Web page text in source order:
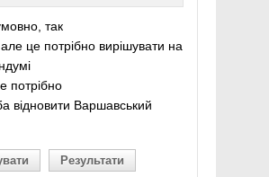
так
це потрібно вирішувати на
потрібно
відновити Варшавський
Результати